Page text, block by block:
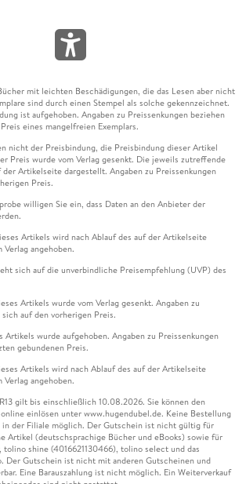
mit leichten Beschädigungen, die das Lesen aber nicht
sind durch einen Stempel als solche gekennzeichnet.
ist aufgehoben. Angaben zu Preissenkungen beziehen
eines mangelfreien Exemplars.
nicht der Preisbindung, die Preisbindung dieser Artikel
Preis wurde vom Verlag gesenkt. Die jeweils zutreffende
Artikelseite dargestellt. Angaben zu Preissenkungen
Preis.
willigen Sie ein, dass Daten an den Anbieter der
Artikels wird nach Ablauf des auf der Artikelseite
angehoben.
sich auf die unverbindliche Preisempfehlung (UVP) des
Artikels wurde vom Verlag gesenkt. Angaben zu
auf den vorherigen Preis.
Artikels wurde aufgehoben. Angaben zu Preissenkungen
gebundenen Preis.
Artikels wird nach Ablauf des auf der Artikelseite
angehoben.
gilt bis einschließlich 10.08.2026. Sie können den
einlösen unter www.hugendubel.de. Keine Bestellung
in der Filiale möglich. Der Gutschein ist nicht gültig für
Artikel (deutschsprachige Bücher und eBooks) sowie für
tolino shine (4016621130466), tolino select und das
Der Gutschein ist nicht mit anderen Gutscheinen und
Eine Barauszahlung ist nicht möglich. Ein Weiterverkauf